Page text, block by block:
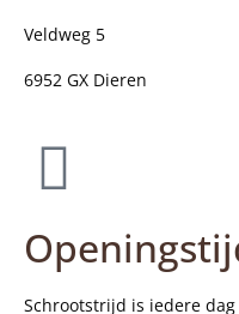
Veldweg 5
6952 GX Dieren
Schrootstrijd is iedere